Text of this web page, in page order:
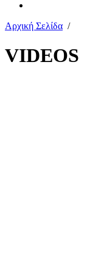
Αρχική Σελίδα /
VIDEOS